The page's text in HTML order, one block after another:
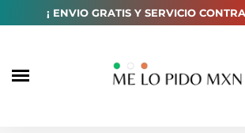
¡ ENVIO GRATIS Y SERVICIO
habitual